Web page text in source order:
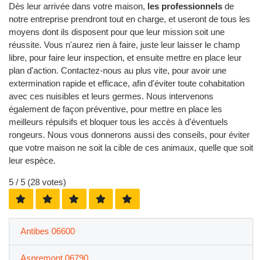
Dès leur arrivée dans votre maison, les professionnels de
notre entreprise prendront tout en charge, et useront de tous les
moyens dont ils disposent pour que leur mission soit une
réussite. Vous n'aurez rien à faire, juste leur laisser le champ
libre, pour faire leur inspection, et ensuite mettre en place leur
plan d'action. Contactez-nous au plus vite, pour avoir une
extermination rapide et efficace, afin d'éviter toute cohabitation
avec ces nuisibles et leurs germes. Nous intervenons
également de façon préventive, pour mettre en place les
meilleurs répulsifs et bloquer tous les accès à d'éventuels
rongeurs. Nous vous donnerons aussi des conseils, pour éviter
que votre maison ne soit la cible de ces animaux, quelle que soit
leur espèce.
5 / 5 (28 votes)
Antibes 06600
Aspremont 06790